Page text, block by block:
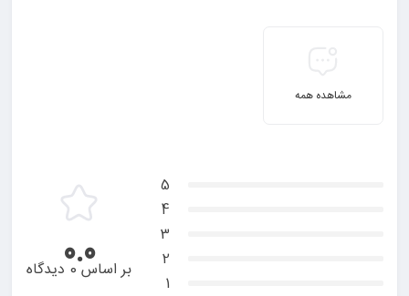
مشاهده همه
5
4
3
2
1
0.0بر اساس 0 دیدگاه